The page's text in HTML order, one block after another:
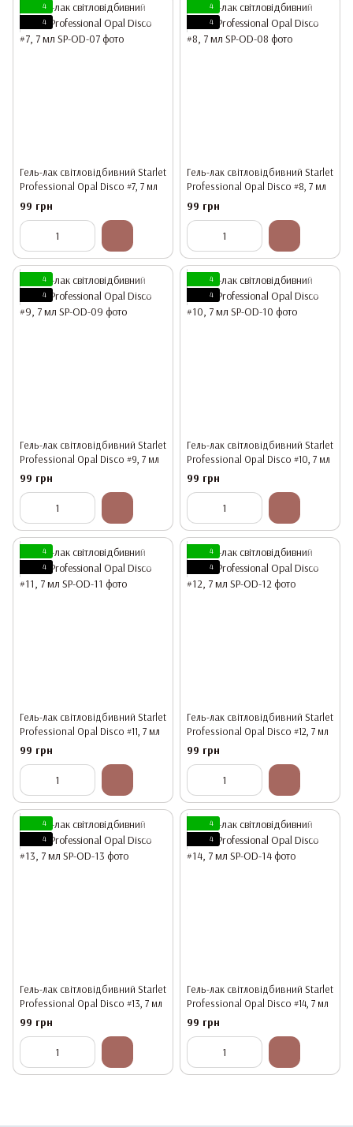
4
4
Гель-лак світловідбивний Starlet
Professional Opal Disco #7, 7 мл
99 грн
4
4
Гель-лак світловідбивний Starlet
Professional Opal Disco #8, 7 мл
99 грн
4
4
Гель-лак світловідбивний Starlet
Professional Opal Disco #9, 7 мл
99 грн
4
4
Гель-лак світловідбивний Starlet
Professional Opal Disco #10, 7 мл
99 грн
4
4
Гель-лак світловідбивний Starlet
Professional Opal Disco #11, 7 мл
99 грн
4
4
Гель-лак світловідбивний Starlet
Professional Opal Disco #12, 7 мл
99 грн
4
4
Гель-лак світловідбивний Starlet
Professional Opal Disco #13, 7 мл
99 грн
4
4
Гель-лак світловідбивний Starlet
Professional Opal Disco #14, 7 мл
99 грн